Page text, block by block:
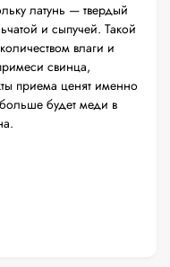
латунь — твердый
и сыпучей. Такой
влаги и
свинца,
приема ценят именно
будет меди в